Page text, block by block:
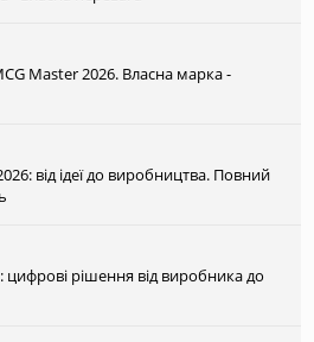
Master 2026. Власна марка -
від ідеї до виробництва. Повний
цифрові рішення від виробника до